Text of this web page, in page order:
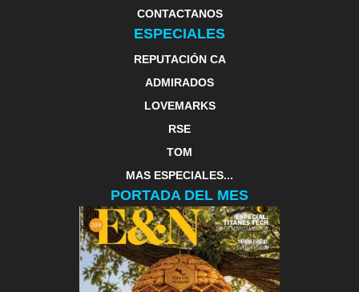
CONTACTANOS
ESPECIALES
REPUTACIÓN CA
ADMIRADOS
LOVEMARKS
RSE
TOM
MAS ESPECIALES...
PORTADA DEL MES